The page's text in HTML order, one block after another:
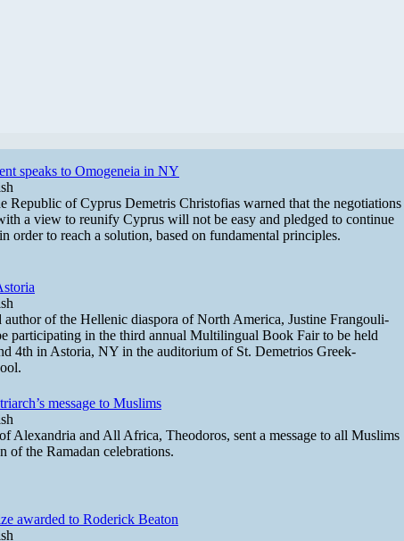
speaks to Omogeneia in NY
Republic of Cyprus Demetris Christofias warned that the negotiations
a view to reunify Cyprus will not be easy and pledged to continue
order to reach a solution, based on fundamental principles.
author of the Hellenic diaspora of North America, Justine Frangouli-
participating in the third annual Multilingual Book Fair to be held
4th in Astoria, NY in the auditorium of St. Demetrios Greek-
message to Muslims
Alexandria and All Africa, Theodoros, sent a message to all Muslims
of the Ramadan celebrations.
awarded to Roderick Beaton